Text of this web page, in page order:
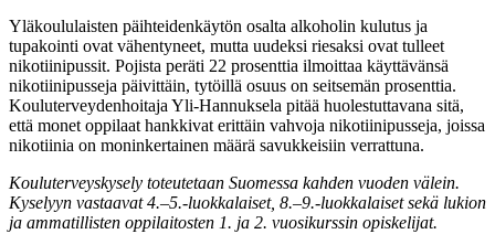
Yläkoululaisten päihteidenkäytön osalta alkoholin kulutus ja
tupakointi ovat vähentyneet, mutta uudeksi riesaksi ovat tulleet
nikotiinipussit. Pojista peräti 22 prosenttia ilmoittaa käyttävänsä
nikotiinipusseja päivittäin, tytöillä osuus on seitsemän prosenttia.
Kouluterveydenhoitaja Yli-Hannuksela pitää huolestuttavana sitä,
että monet oppilaat hankkivat erittäin vahvoja nikotiinipusseja, joissa
nikotiinia on moninkertainen määrä savukkeisiin verrattuna.
Kouluterveyskysely toteutetaan Suomessa kahden vuoden välein.
Kyselyyn vastaavat 4.–5.-luokkalaiset, 8.–9.-luokkalaiset sekä lukion
ja ammatillisten oppilaitosten 1. ja 2. vuosikurssin opiskelijat.